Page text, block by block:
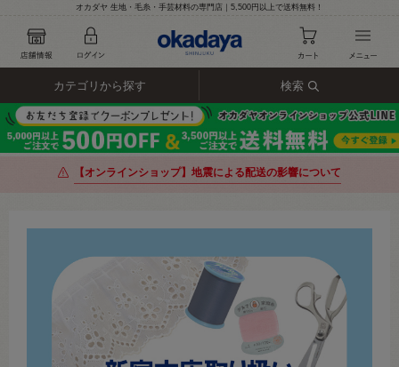
オカダヤ 生地・毛糸・手芸材料の専門店｜5,500円以上で送料無料！
カテゴリから探す 検索
【オンラインショップ】地震による配送の影響について